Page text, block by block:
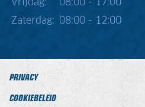
Vrijdag:
08:00 - 17:00
Zaterdag:
08:00 - 12:00
PRIVACY
COOKIEBELEID